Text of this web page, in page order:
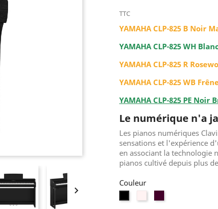

TTC
YAMAHA CLP-825 B Noir
YAMAHA CLP-825 WH
YAMAHA CLP-825 R
YAMAHA CLP-825 WB
YAMAHA CLP-825 PE Noir
Le numérique n'a
Les pianos numériques
sensations et l'expérience
en associant la technologie
pianos cultivé depuis plus
Couleur